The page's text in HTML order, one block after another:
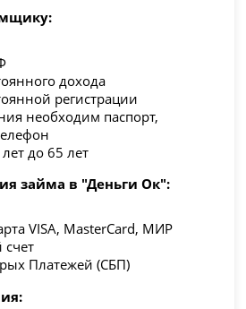
дохода
регистрации
необходим паспорт,
до 65 лет
займа в "Деньги Ок":
VISA, MasterCard, МИР
Платежей (СБП)